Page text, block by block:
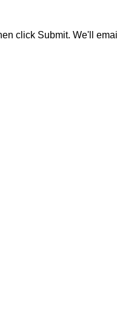
click Submit. We'll